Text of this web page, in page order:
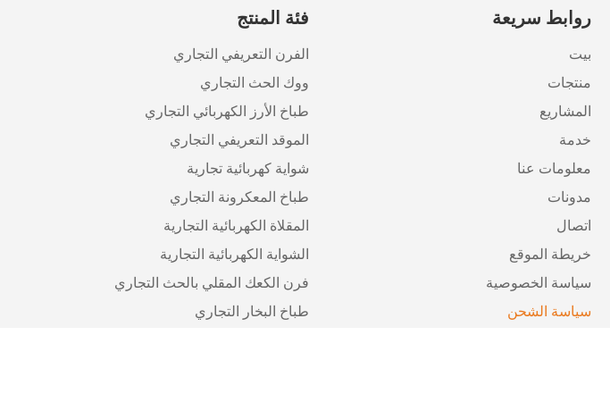
فئة المنتج
الفرن التعريفي التجاري
ووك الحث التجاري
طباخ الأرز الكهربائي التجاري
الموقد التعريفي التجاري
شواية كهربائية تجارية
طباخ المعكرونة التجاري
المقلاة الكهربائية التجارية
الشواية الكهربائية التجارية
فرن الكعك المقلي بالحث التجاري
طباخ البخار التجاري
روابط سريعة
بيت
منتجات
المشاريع
خدمة
معلومات عنا
مدونات
اتصال
خريطة الموقع
سياسة الخصوصية
سياسة الشحن